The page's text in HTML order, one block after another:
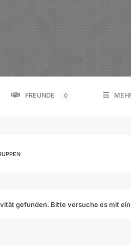
FREUNDE 0
gefunden. Bitte versuche es mit